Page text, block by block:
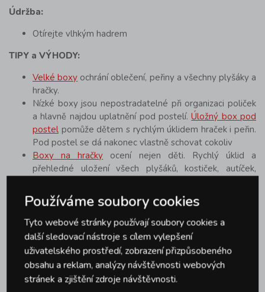
Údržba:
Otírejte vlhkým hadrem
TIPY a VÝHODY:
Velké boxy ochrání oblečení, peřiny a všechny plyšáky a
hračky.
Nízké boxy jsou nepostradatelné při organizaci poliček
a hlavně najdou uplatnění pod postelí.Úložný box pod
postel pomůže dětem s rychlým úklidem hraček i peřin.
Pod postel se dá nakonec vlastně schovat cokoliv
Boxy na hračky ocení nejen děti. Rychlý úklid a
přehledné uložení všech plyšáků, kostiček, autíček,
Skladování v domácnosti ale nejsou jen boxy.
Nepoužívané oblečení nebo peřiny uskladníte
v praktických vakuových pytlech. Přehledné uložení
drobných i větších věcí zvládnete díkykošíčkům všech
velikostía tvarů. A co určitě doma ocení úplně každý,
jsou
krabičky a dózy na potraviny
. Je z čeho vybrat.
Plastové úložné boxy najdou uplatnění v celé
domácnosti. Od komory, přes koupelnu, dětský pokoj až
Používáme soubory cookies
Tyto webové stránky používají soubory cookies a
další sledovací nástroje s cílem vylepšení
uživatelského prostředí, zobrazení přizpůsobeného
obsahu a reklam, analýzy návštěvnosti webových
stránek a zjištění zdroje návštěvnosti.